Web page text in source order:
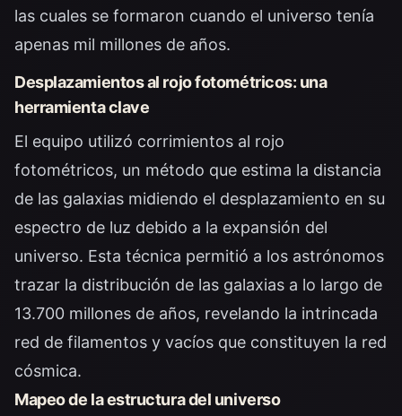
las cuales se formaron cuando el universo tenía
apenas mil millones de años.
Desplazamientos al rojo fotométricos: una
herramienta clave
El equipo utilizó corrimientos al rojo
fotométricos, un método que estima la distancia
de las galaxias midiendo el desplazamiento en su
espectro de luz debido a la expansión del
universo. Esta técnica permitió a los astrónomos
trazar la distribución de las galaxias a lo largo de
13.700 millones de años, revelando la intrincada
red de filamentos y vacíos que constituyen la red
cósmica.
Mapeo de la estructura del universo